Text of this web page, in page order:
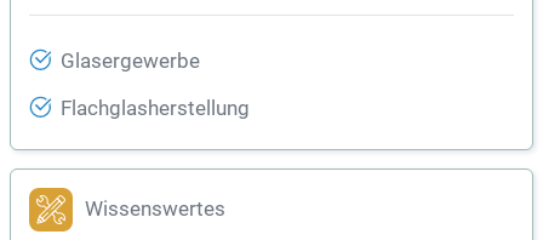
Glasergewerbe
Flachglasherstellung
Wissenswertes